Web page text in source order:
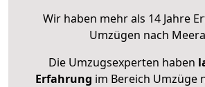
Wir haben mehr als 14 Jahre
Umzügen nach
Die Umzugsexperten haben
Erfahrung im Bereich Umzüge